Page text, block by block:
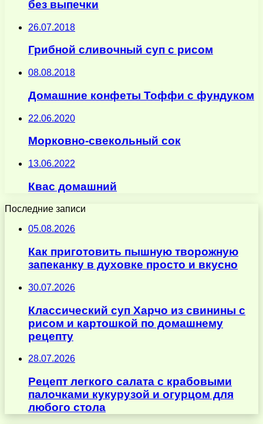
без выпечки
26.07.2018
Грибной сливочный суп с рисом
08.08.2018
Домашние конфеты Тоффи с фундуком
22.06.2020
Морковно-свекольный сок
13.06.2022
Квас домашний
Последние записи
05.08.2026
Как приготовить пышную творожную
запеканку в духовке просто и вкусно
30.07.2026
Классический суп Харчо из свинины с
рисом и картошкой по домашнему
рецепту
28.07.2026
Рецепт легкого салата с крабовыми
палочками кукурузой и огурцом для
любого стола